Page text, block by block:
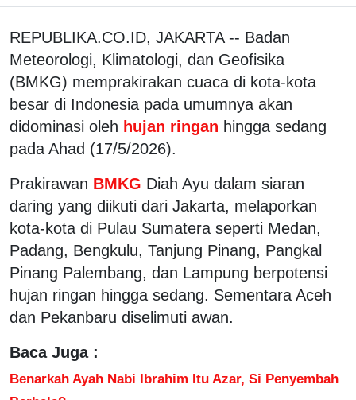
REPUBLIKA.CO.ID, JAKARTA -- Badan
Meteorologi, Klimatologi, dan Geofisika
(BMKG) memprakirakan cuaca di kota-kota
besar di Indonesia pada umumnya akan
didominasi oleh hujan ringan hingga sedang
pada Ahad (17/5/2026).
Prakirawan BMKG Diah Ayu dalam siaran
daring yang diikuti dari Jakarta, melaporkan
kota-kota di Pulau Sumatera seperti Medan,
Padang, Bengkulu, Tanjung Pinang, Pangkal
Pinang Palembang, dan Lampung berpotensi
hujan ringan hingga sedang. Sementara Aceh
dan Pekanbaru diselimuti awan.
Baca Juga :
Benarkah Ayah Nabi Ibrahim Itu Azar, Si Penyembah